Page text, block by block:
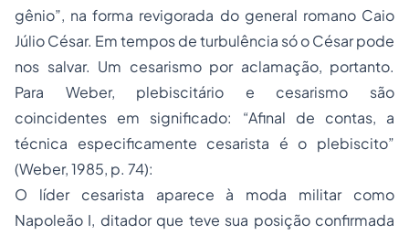
gênio”, na forma revigorada do general romano Caio
Júlio César. Em tempos de turbulência só o César pode
nos salvar. Um cesarismo por aclamação, portanto.
Para Weber, plebiscitário e cesarismo são
coincidentes em significado: “Afinal de contas, a
técnica especificamente cesarista é o plebiscito”
(Weber, 1985, p. 74):
O líder cesarista aparece à moda militar como
Napoleão I, ditador que teve sua posição confirmada